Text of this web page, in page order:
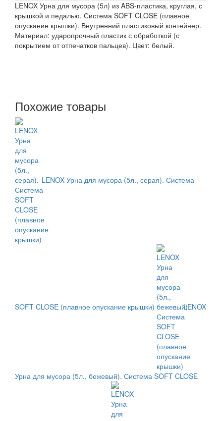
LENOX Урна для мусора (5л) из ABS-пластика, круглая, с
крышкой и педалью. Система SOFT CLOSE (плавное
опускание крышки). Внутренний пластиковый контейнер.
Материал: ударопрочный пластик с обработкой (с
покрытием от отпечатков пальцев). Цвет: белый.
Похожие товары
LENOX Урна для мусора (5л., серая). Система
SOFT CLOSE (плавное опускание крышки) LENOX
Урна для мусора (5л., бежевый). Система SOFT CLOSE